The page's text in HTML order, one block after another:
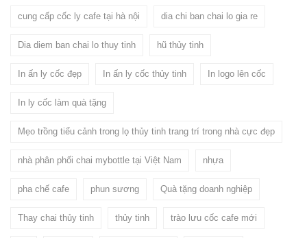
cung cấp cốc ly cafe tại hà nội dia chi ban chai lo gia re
Dia diem ban chai lo thuy tinh hũ thủy tinh
In ấn ly cốc đẹp In ấn ly cốc thủy tinh In logo lên cốc
In ly cốc làm quà tặng
Mẹo trồng tiểu cảnh trong lọ thủy tinh trang trí trong nhà cực đẹp
nhà phân phối chai mybottle tại Việt Nam nhựa
pha chế cafe phun sương Quà tặng doanh nghiệp
Thay chai thủy tinh thủy tinh trào lưu cốc cafe mới